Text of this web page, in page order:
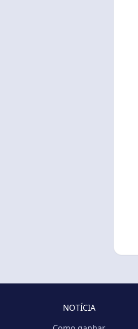
NOTÍCIA